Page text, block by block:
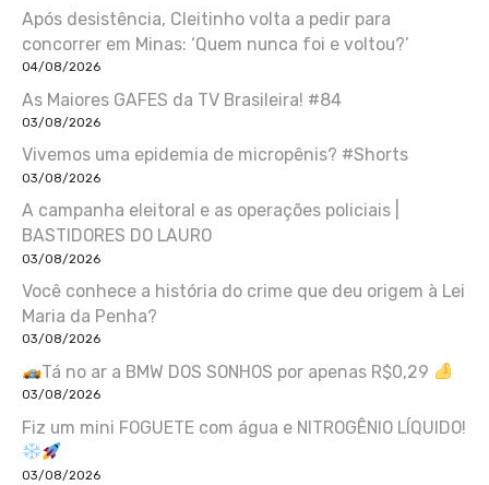
Após desistência, Cleitinho volta a pedir para
concorrer em Minas: ‘Quem nunca foi e voltou?’
04/08/2026
As Maiores GAFES da TV Brasileira! #84
03/08/2026
Vivemos uma epidemia de micropênis? #Shorts
03/08/2026
A campanha eleitoral e as operações policiais |
BASTIDORES DO LAURO
03/08/2026
Você conhece a história do crime que deu origem à Lei
Maria da Penha?
03/08/2026
Tá no ar a BMW DOS SONHOS por apenas R$0,29
03/08/2026
Fiz um mini FOGUETE com água e NITROGÊNIO LÍQUIDO!
03/08/2026